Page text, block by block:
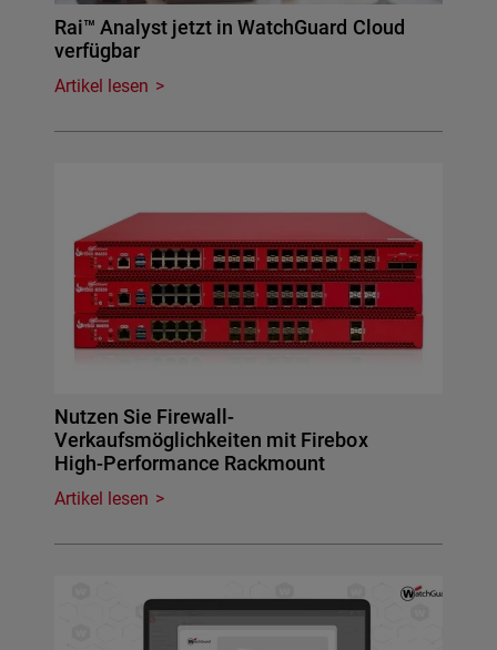
Rai™ Analyst jetzt in WatchGuard Cloud
verfügbar
Artikel lesen
Nutzen Sie Firewall-
Verkaufsmöglichkeiten mit Firebox
High-Performance Rackmount
Artikel lesen